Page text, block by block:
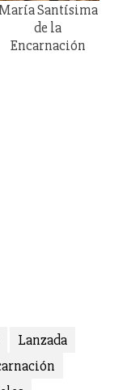
Santísima
de la
Encarnación
Lanzada